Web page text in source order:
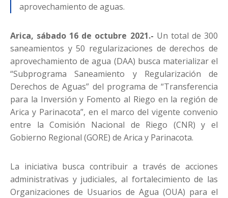
aprovechamiento de aguas.
Arica, sábado 16 de octubre 2021.- Un total de 300
saneamientos y 50 regularizaciones de derechos de
aprovechamiento de agua (DAA) busca materializar el
“Subprograma Saneamiento y Regularización de
Derechos de Aguas” del programa de “Transferencia
para la Inversión y Fomento al Riego en la región de
Arica y Parinacota”, en el marco del vigente convenio
entre la Comisión Nacional de Riego (CNR) y el
Gobierno Regional (GORE) de Arica y Parinacota.
La iniciativa busca contribuir a través de acciones
administrativas y judiciales, al fortalecimiento de las
Organizaciones de Usuarios de Agua (OUA) para el